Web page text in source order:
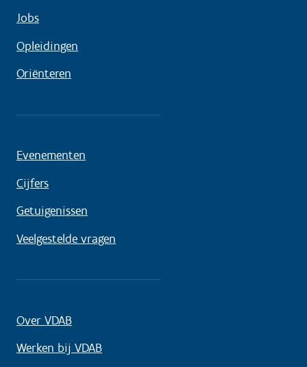
Jobs
Opleidingen
Oriënteren
Evenementen
Cijfers
Getuigenissen
Veelgestelde vragen
Over VDAB
Werken bij VDAB